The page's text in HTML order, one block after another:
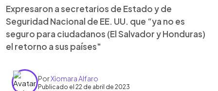
Expresaron a secretarios de Estado y de
Seguridad Nacional de EE. UU. que “ya no es
seguro para ciudadanos (El Salvador y Honduras)
el retorno a sus países"
PorXiomara Alfaro
Publicado el 22 de abril de 2023